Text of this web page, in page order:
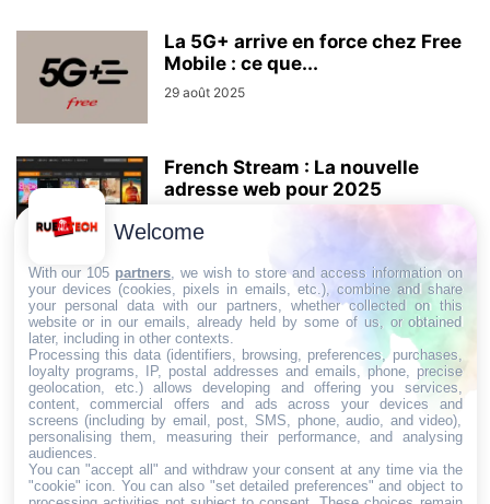
La 5G+ arrive en force chez Free
Mobile : ce que...
29 août 2025
French Stream : La nouvelle
adresse web pour 2025
AUCUN COMMENTAIRE
LAISSER UN COMMENTAIRE
CONNECTER POUR LAISSER UN COMMENTAIRE
Welcome
With our 105 partners , we wish to store and access information on
your devices (cookies, pixels in emails, etc.), combine and share
your personal data with our partners, whether collected on this
website or in our emails, already held by some of us, or obtained
later, including in other contexts.
Processing this data (identifiers, browsing, preferences, purchases,
loyalty programs, IP, postal addresses and emails, phone, precise
geolocation, etc.) allows developing and offering you services,
content, commercial offers and ads across your devices and
screens (including by email, post, SMS, phone, audio, and video),
personalising them, measuring their performance, and analysing
audiences.
You can "accept all" and withdraw your consent at any time via the
"cookie" icon . You can also "set detailed preferences" and object to